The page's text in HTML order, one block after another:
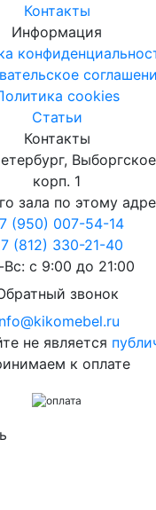
Контакты
Информация
cookies
Статьи
Контакты
корп. 1
зала по этому
(950) 007-54-14
(812) 330-21-40
с 9:00 до 21:00
звонок
не является
к оплате